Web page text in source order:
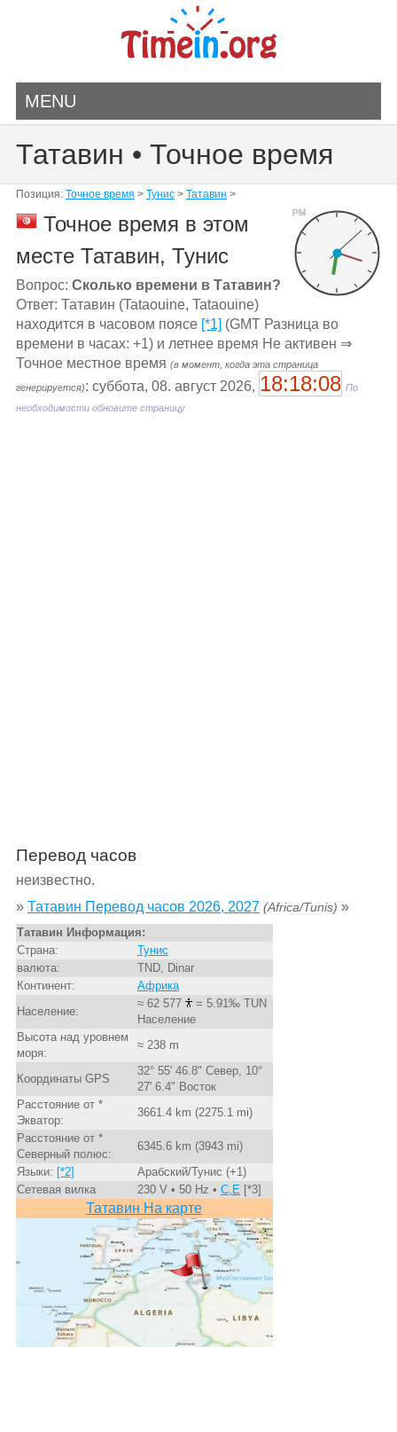
MENU
Татавин • Точное время
Позиция: Точное время > Тунис> Татавин >
PM
Точное время в этом
месте Татавин, Тунис
Вопрос: Сколько времени в Татавин?
Ответ: Татавин (Tataouine, Tataouine)
находится в часовом поясе [*1] (GMT Разница во
времени в часах: +1) и летнее время Не активен ⇒
Точное местное время (в момент, когда эта страница
генерируется): суббота, 08. август 2026, 18:18:08 По
необходимости обновите страницу
Перевод часов
неизвестно.
» Татавин Перевод часов 2026, 2027 (Africa/Tunis) »
Татавин Информация:
Страна:
Тунис
валюта:
TND, Dinar
Континент:
Африка
Население:
≈ 62 577
= 5.91‰ TUN
Население
Высота над уровнем
моря:
≈ 238 m
Координаты GPS
32° 55' 46.8" Север, 10°
27' 6.4" Восток
Расстояние от *
Экватор:
3661.4 km (2275.1 mi)
Расстояние от *
Северный полюс:
6345.6 km (3943 mi)
Языки: [*2]
Арабский/Тунис (+1)
Сетевая вилка
230 V • 50 Hz • C,E[*3]
Татавин На карте